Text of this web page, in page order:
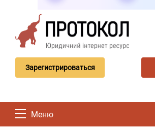
Зарегистрироваться
Меню